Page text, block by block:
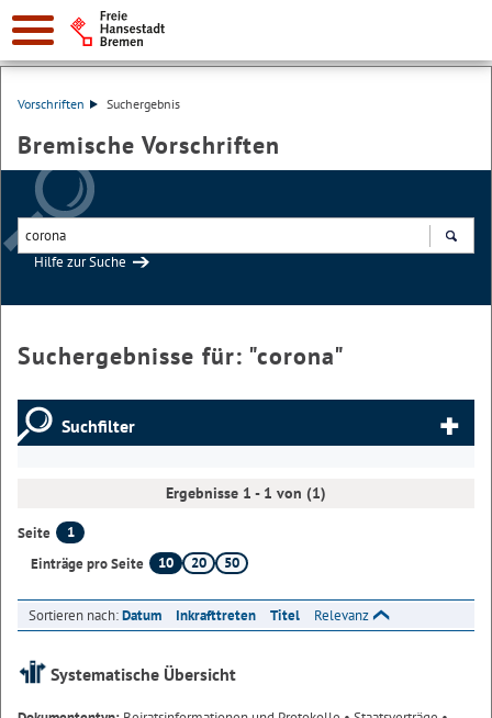
Vorschriften Suchergebnis
Bremische Vorschriften
Hilfe zur Suche
Suchergebnisse für: "corona"
Suchfilter
Ergebnisse 1 - 1 von (1)
Seite
1
Einträge pro Seite
10 20 50
Sortieren nach:Datum Inkrafttreten Titel Relevanz
Systematische Übersicht